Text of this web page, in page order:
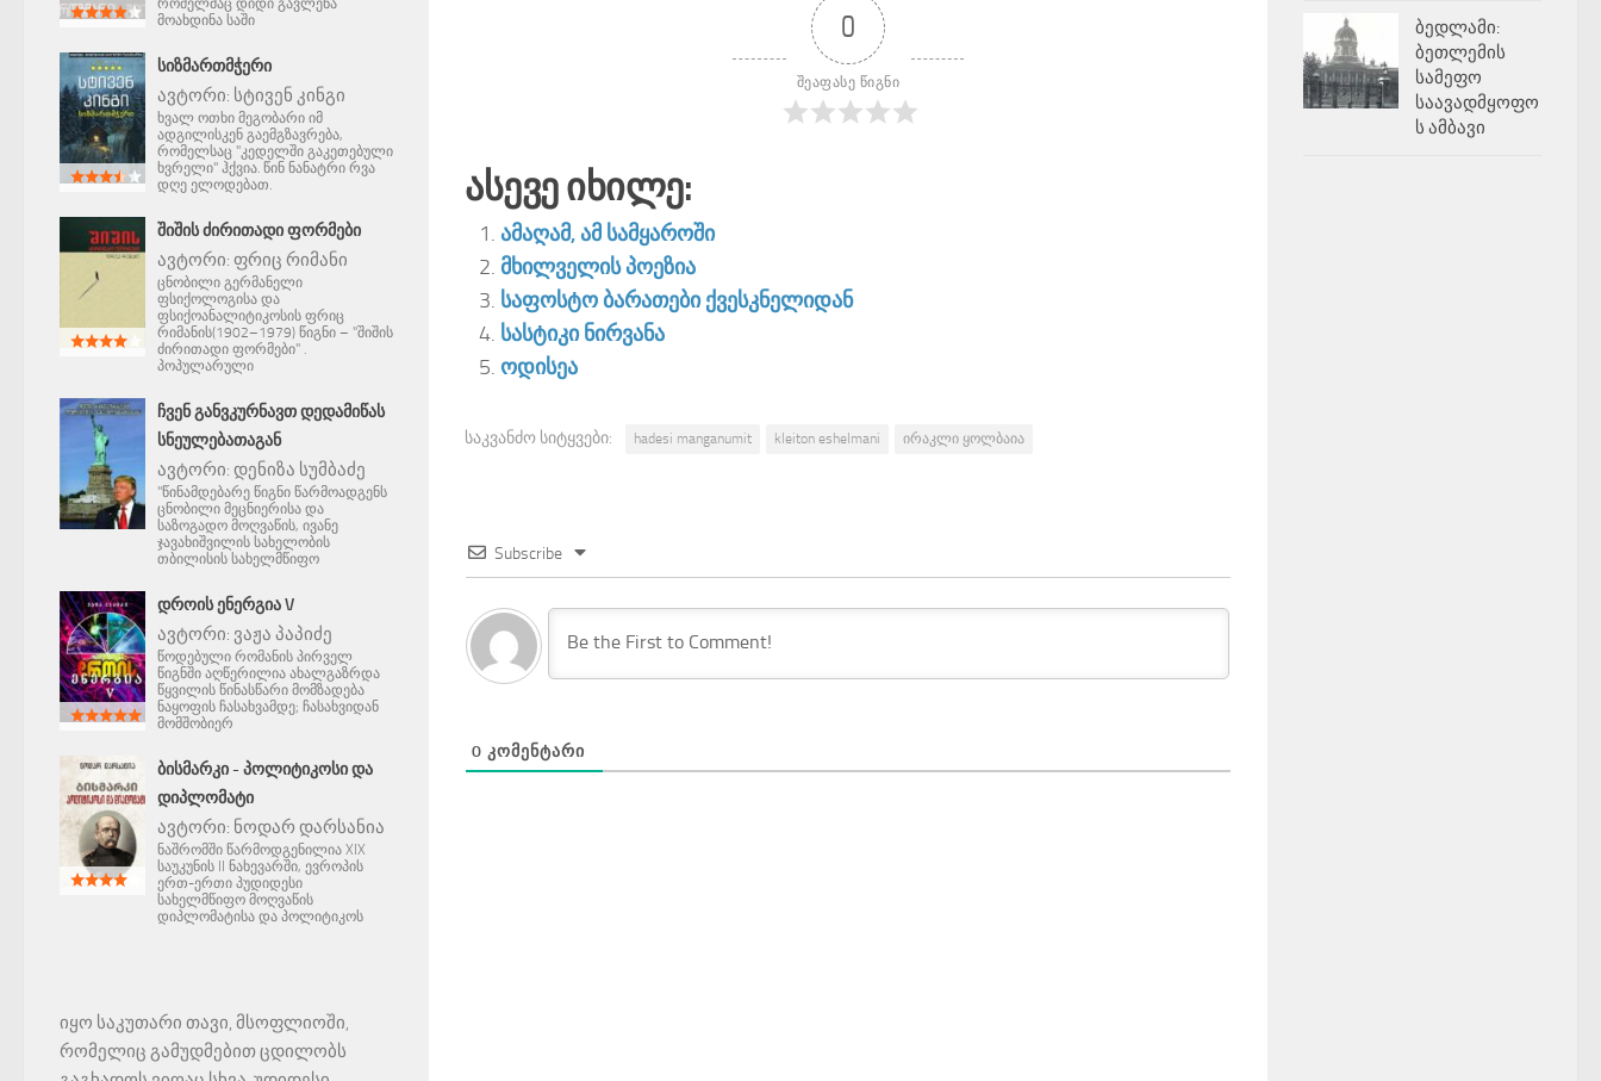
0
შეაფასე წიგნი
Ასევე Იხილე:
ამაღამ, ამ სამყაროში
მხილველის პოეზია
საფოსტო ბარათები ქვესკნელიდან
სასტიკი ნირვანა
ოდისეა
საკვანძო სიტყვები: hadesi manganumit kleiton eshelmani ირაკლი ყოლბაია
Subscribe
0 ᲙᲝᲛᲔᲜᲢᲐᲠᲘ
რომელმაც დიდი გავლენა
მოახდინა საში
ᲡᲘᲖᲛᲐᲠᲗᲛᲭᲔᲠᲘ
ავტორი: სტივენ კინგი
ხვალ ოთხი მეგობარი იმ
ადგილისკენ გაემგზავრება,
რომელსაც "კედელში გაკეთებული
ხვრელი" ჰქვია. წინ ნანატრი რვა
დღე ელოდებათ.
ᲨᲘᲨᲘᲡ ᲫᲘᲠᲘᲗᲐᲓᲘ ᲤᲝᲠᲛᲔᲑᲘ
ავტორი: ფრიც რიმანი
ცნობილი გერმანელი
ფსიქოლოგისა და
ფსიქოანალიტიკოსის ფრიც
რიმანის(1902–1979) წიგნი – "შიშის
ძირითადი ფორმები" .
პოპულარული
ᲩᲕᲔᲜ ᲒᲐᲜᲕᲙᲣᲠᲜᲐᲕᲗ ᲓᲔᲓᲐᲛᲘᲬᲐᲡ
ᲡᲜᲔᲣᲚᲔᲑᲐᲗᲐᲒᲐᲜ
ავტორი: დენიზა სუმბაძე
"წინამდებარე წიგნი წარმოადგენს
ცნობილი მეცნიერისა და
საზოგადო მოღვაწის, ივანე
ჯავახიშვილის სახელობის
თბილისის სახელმწიფო
ᲓᲠᲝᲘᲡ ᲔᲜᲔᲠᲒᲘᲐ V
ავტორი: ვაჟა პაპიძე
წოდებული რომანის პირველ
წიგნში აღწერილია ახალგაზრდა
წყვილის წინასწარი მომზადება
ნაყოფის ჩასახვამდე; ჩასახვიდან
მომშობიერ
ᲑᲘᲡᲛᲐᲠᲙᲘ - ᲞᲝᲚᲘᲢᲘᲙᲝᲡᲘ ᲓᲐ
ᲓᲘᲞᲚᲝᲛᲐᲢᲘ
ავტორი: ნოდარ დარსანია
ნაშრომში წარმოდგენილია XIX
საუკუნის II ნახევარში, ევროპის
ერთ-ერთი პუდიდესი
სახელმწიფო მოღვაწის
დიპლომატისა და პოლიტიკოს
იყო საკუთარი თავი, მსოფლიოში,
რომელიც გამუდმებით ცდილობს
ბედლამი:
ბეთლემის
სამეფო
საავადმყოფო
ს ამბავი